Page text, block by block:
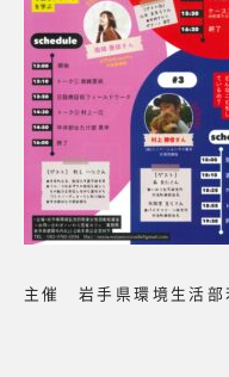
主催 岩手県環境生活部